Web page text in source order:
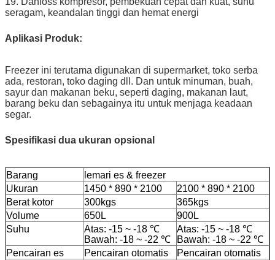
seragam, keandalan tinggi dan hemat energi
Aplikasi Produk:
Freezer ini terutama digunakan di supermarket, toko serba
ada, restoran, toko daging dll. Dan untuk minuman, buah,
sayur dan makanan beku, seperti daging, makanan laut,
barang beku dan sebagainya itu untuk menjaga keadaan
segar.
Spesifikasi dua ukuran opsional
Barang
lemari es & freezer
Ukuran
1450 * 890 * 2100
2100 * 890 * 2100
Berat kotor
300kgs
365kgs
Volume
650L
900L
Suhu
Atas: -15 ~ -18 ℃
Bawah: -18 ~ -22 ℃
Atas: -15 ~ -18 ℃
Bawah: -18 ~ -22 ℃
Pencairan es
Pencairan otomatis
Pencairan otomatis